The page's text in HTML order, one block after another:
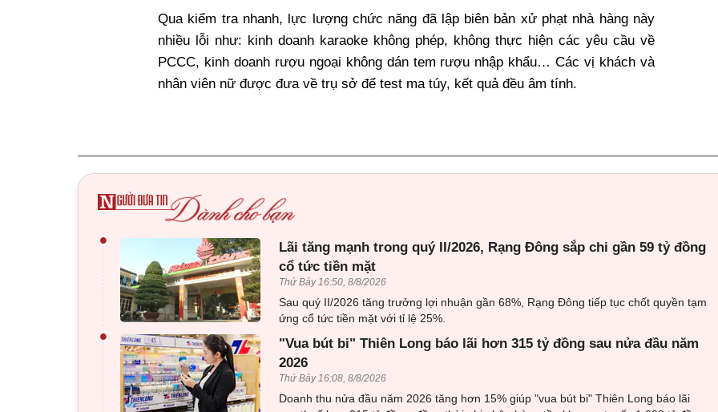
Qua kiểm tra nhanh, lực lượng chức năng đã lập biên bản xử phạt nhà hàng này
nhiều lỗi như: kinh doanh karaoke không phép, không thực hiện các yêu cầu về
PCCC, kinh doanh rượu ngoại không dán tem rượu nhập khẩu… Các vị khách và
nhân viên nữ được đưa về trụ sở để test ma túy, kết quả đều âm tính.
•
Lãi tăng mạnh trong quý II/2026, Rạng Đông sắp chi gần 59 tỷ đồng
cổ tức tiền mặt
Thứ Bảy 16:50, 8/8/2026
Sau quý II/2026 tăng trưởng lợi nhuận gần 68%, Rạng Đông tiếp tục chốt quyền tạm
ứng cổ tức tiền mặt với tỉ lệ 25%.
•
"Vua bút bi" Thiên Long báo lãi hơn 315 tỷ đồng sau nửa đầu năm
2026
Thứ Bảy 16:08, 8/8/2026
Doanh thu nửa đầu năm 2026 tăng hơn 15% giúp "vua bút bi" Thiên Long báo lãi